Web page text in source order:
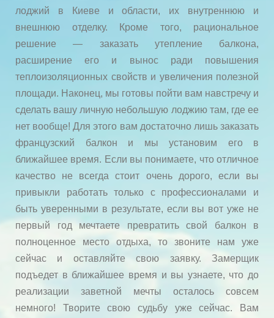
лоджий в Киеве и области, их внутреннюю и
внешнюю отделку. Кроме того, рациональное
решение — заказать утепление балкона,
расширение его и вынос ради повышения
теплоизоляционных свойств и увеличения полезной
площади. Наконец, мы готовы пойти вам навстречу и
сделать вашу личную небольшую лоджию там, где ее
нет вообще! Для этого вам достаточно лишь заказать
французский балкон и мы установим его в
ближайшее время. Если вы понимаете, что отличное
качество не всегда стоит очень дорого, если вы
привыкли работать только с профессионалами и
быть уверенными в результате, если вы вот уже не
первый год мечтаете превратить свой балкон в
полноценное место отдыха, то звоните нам уже
сейчас и оставляйте свою заявку. Замерщик
подъедет в ближайшее время и вы узнаете, что до
реализации заветной мечты осталось совсем
немного! Творите свою судьбу уже сейчас. Вам